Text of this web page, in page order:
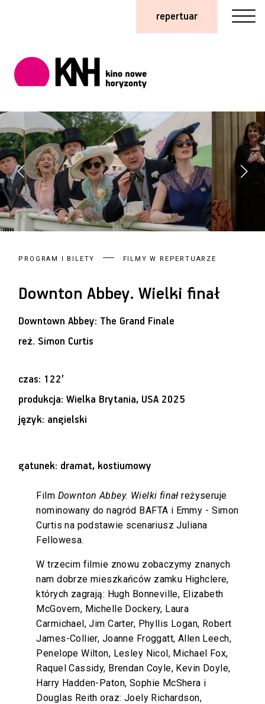
repertuar
PROGRAM I BILETY FILMY W REPERTUARZE
Downton Abbey. Wielki finał
Downtown Abbey: The Grand Finale
reż. Simon Curtis
czas: 122’
produkcja: Wielka Brytania, USA 2025
język: angielski
gatunek: dramat, kostiumowy
Film Downton Abbey. Wielki finałreżyseruje
nominowany do nagród BAFTA i Emmy - Simon
Curtis na podstawie scenariusz Juliana
Fellowesa.
W trzecim filmie znowu zobaczymy znanych
nam dobrze mieszkańców zamku Highclere,
których zagrają: Hugh Bonneville, Elizabeth
McGovern, Michelle Dockery, Laura
Carmichael, Jim Carter, Phyllis Logan, Robert
James-Collier, Joanne Froggatt, Allen Leech,
Penelope Wilton, Lesley Nicol, Michael Fox,
Raquel Cassidy, Brendan Coyle, Kevin Doyle,
Harry Hadden-Paton, Sophie McShera i
Douglas Reith oraz: Joely Richardson,